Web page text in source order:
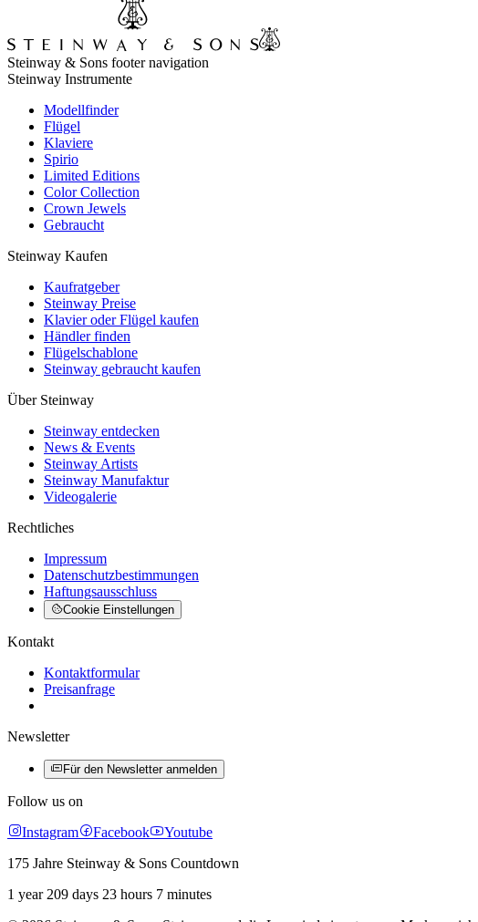
Steinway & Sons footer navigation
Steinway Instrumente
Modellfinder
Flügel
Klaviere
Spirio
Limited Editions
Color Collection
Crown Jewels
Gebraucht
Steinway Kaufen
Kaufratgeber
Steinway Preise
Klavier oder Flügel kaufen
Händler finden
Flügelschablone
Steinway gebraucht kaufen
Über Steinway
Steinway entdecken
News & Events
Steinway Artists
Steinway Manufaktur
Videogalerie
Rechtliches
Impressum
Datenschutzbestimmungen
Haftungsausschluss
Cookie Einstellungen
Kontakt
Kontaktformular
Preisanfrage
Newsletter
Für den Newsletter anmelden
Follow us on
Instagram
Facebook
Youtube
175 Jahre Steinway & Sons Countdown
1 year 209 days 23 hours 7 minutes